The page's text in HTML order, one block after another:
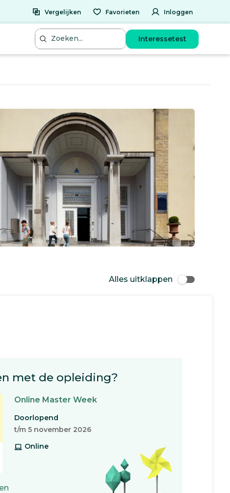
Vergelijken Favorieten Inloggen
Interessetest
Alles uitklappen
met de opleiding?
Online Master Week
Doorlopend
t/m 5 november 2026
Online